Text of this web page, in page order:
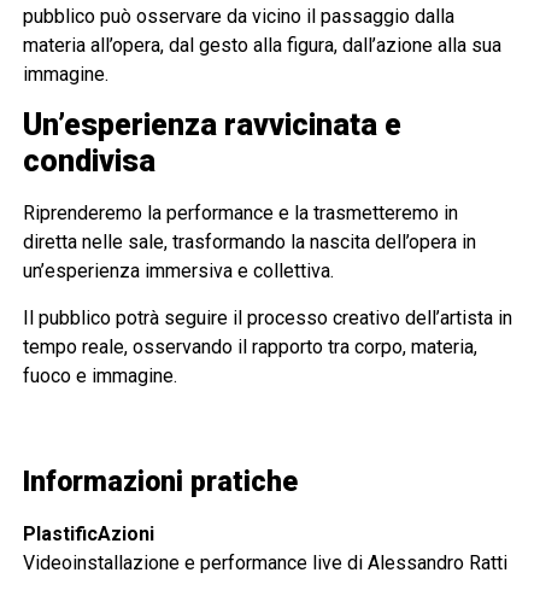
pubblico può osservare da vicino il passaggio dalla
materia all’opera, dal gesto alla figura, dall’azione alla sua
immagine.
Un’esperienza ravvicinata e
condivisa
Riprenderemo la performance e la trasmetteremo in
diretta nelle sale, trasformando la nascita dell’opera in
un’esperienza immersiva e collettiva.
Il pubblico potrà seguire il processo creativo dell’artista in
tempo reale, osservando il rapporto tra corpo, materia,
fuoco e immagine.
Informazioni pratiche
PlastificAzioni
Videoinstallazione e performance live di Alessandro Ratti